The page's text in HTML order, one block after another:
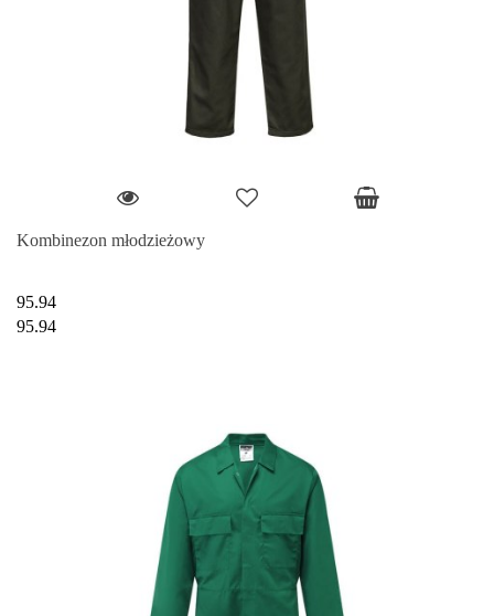
Kombinezon młodzieżowy
95.94
95.94